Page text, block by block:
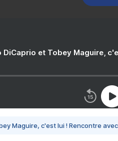
DiCaprio et Tobey Maguire,
Maguire, c'est lui ! Rencontre